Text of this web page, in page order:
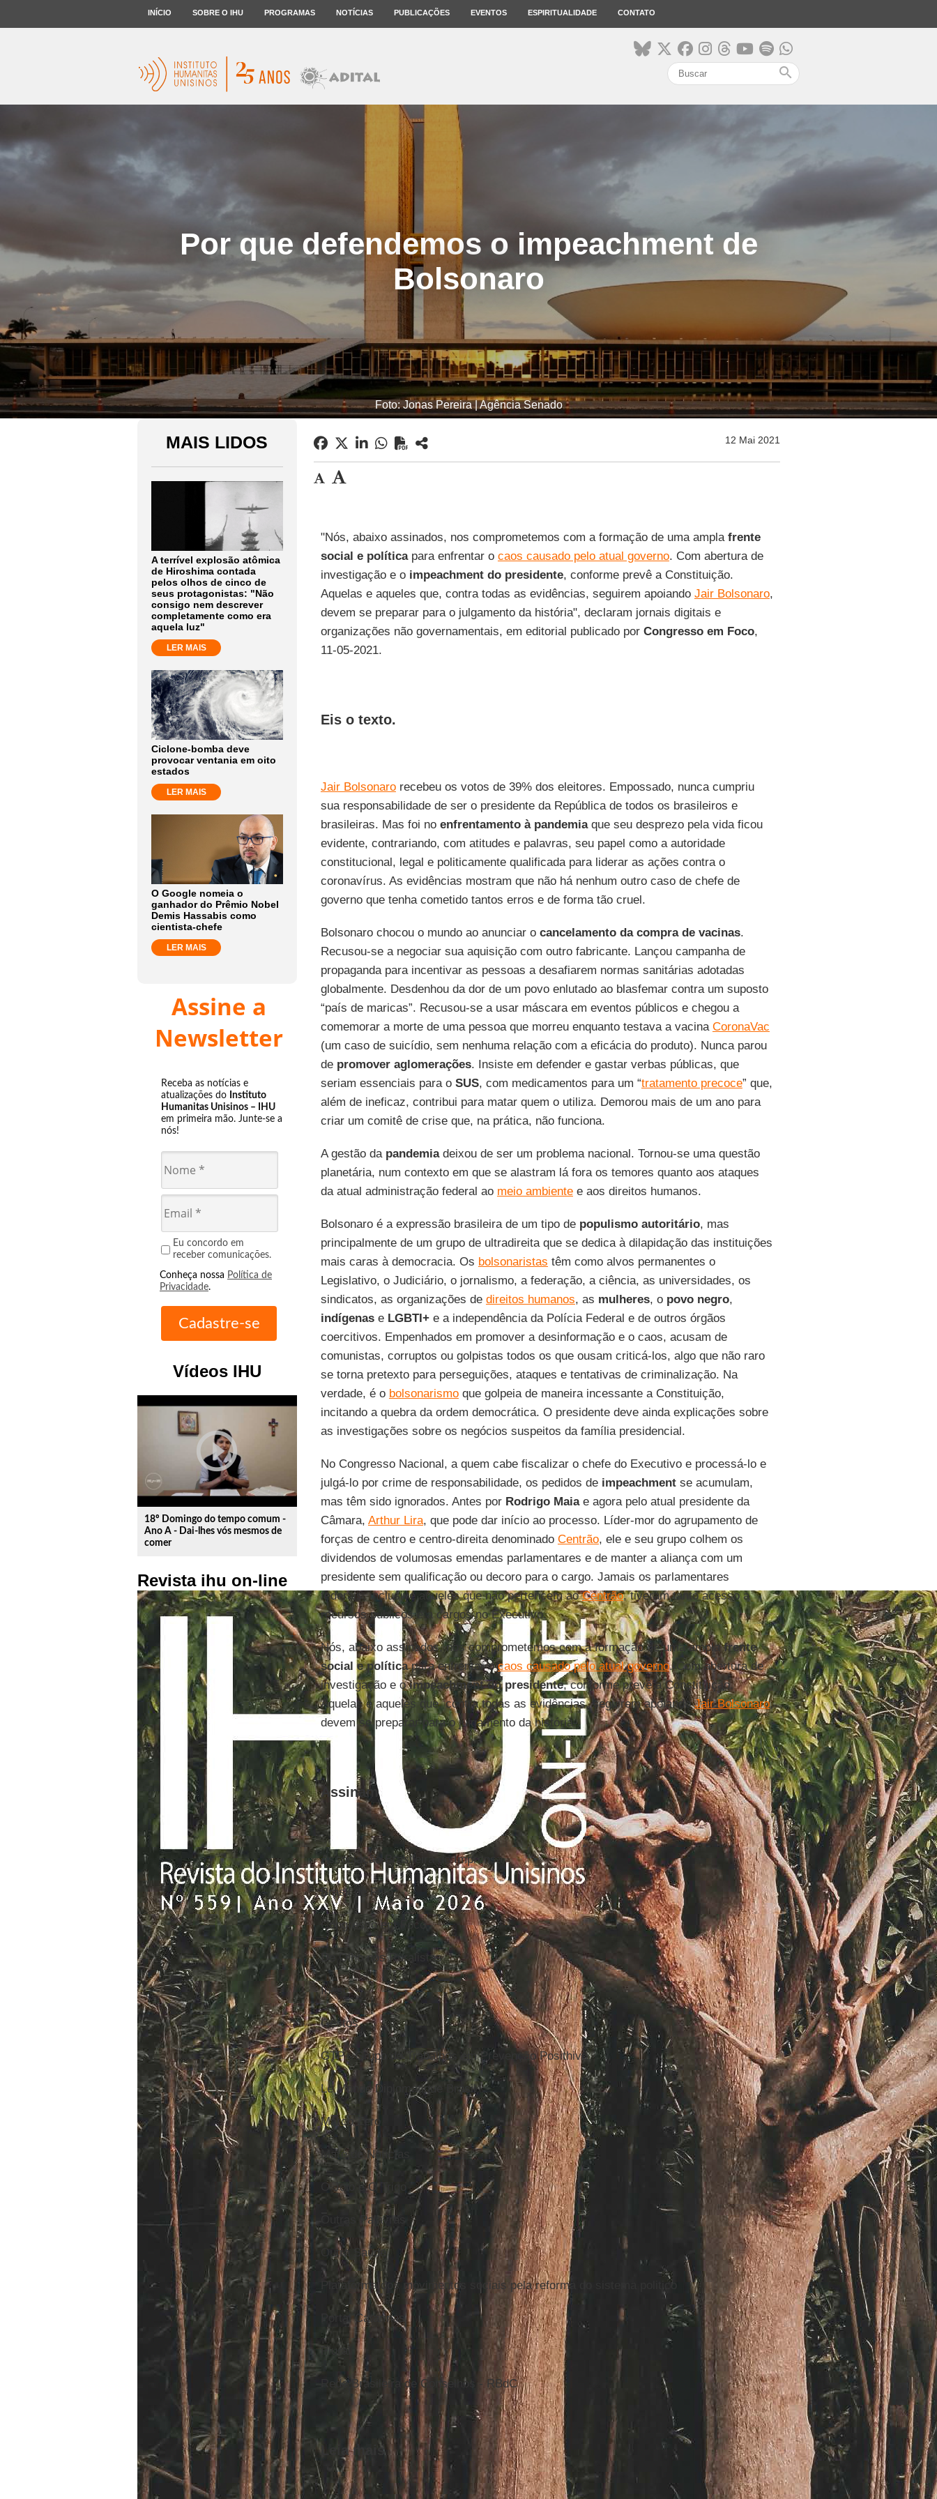
INÍCIO SOBRE O IHU PROGRAMAS NOTÍCIAS PUBLICAÇÕES EVENTOS ESPIRITUALIDADE CONTATO
search
Por que defendemos o impeachment de
Bolsonaro
Foto: Jonas Pereira | Agência Senado
MAIS LIDOS
A terrível explosão atômica
de Hiroshima contada
pelos olhos de cinco de
seus protagonistas: "Não
consigo nem descrever
completamente como era
aquela luz"
LER MAIS
Ciclone-bomba deve
provocar ventania em oito
estados
LER MAIS
O Google nomeia o
ganhador do Prêmio Nobel
Demis Hassabis como
cientista-chefe
LER MAIS
Assine a
Newsletter
Receba as notícias e
atualizações do Instituto
Humanitas Unisinos – IHU
em primeira mão. Junte-se a
nós!
Eu concordo em
receber comunicações.
Conheça nossa Política de
Privacidade.
Vídeos IHU
play_circle_outline
18º Domingo do tempo comum -
Ano A - Dai-lhes vós mesmos de
comer
Revista ihu on-line
12 Mai 2021
"Nós, abaixo assinados, nos comprometemos com a formação de uma ampla frente
social e políticapara enfrentar o caos causado pelo atual governo. Com abertura de
investigação e o impeachment do presidente, conforme prevê a Constituição.
Aquelas e aqueles que, contra todas as evidências, seguirem apoiando Jair Bolsonaro,
devem se preparar para o julgamento da história", declaram jornais digitais e
organizações não governamentais, em editorial publicado por Congresso em Foco,
11-05-2021.
Eis o texto.
Jair Bolsonarorecebeu os votos de 39% dos eleitores. Empossado, nunca cumpriu
sua responsabilidade de ser o presidente da República de todos os brasileiros e
brasileiras. Mas foi no enfrentamento à pandemiaque seu desprezo pela vida ficou
evidente, contrariando, com atitudes e palavras, seu papel como a autoridade
constitucional, legal e politicamente qualificada para liderar as ações contra o
coronavírus. As evidências mostram que não há nenhum outro caso de chefe de
governo que tenha cometido tantos erros e de forma tão cruel.
Bolsonaro chocou o mundo ao anunciar o cancelamento da compra de vacinas.
Recusou-se a negociar sua aquisição com outro fabricante. Lançou campanha de
propaganda para incentivar as pessoas a desafiarem normas sanitárias adotadas
globalmente. Desdenhou da dor de um povo enlutado ao blasfemar contra um suposto
“país de maricas”. Recusou-se a usar máscara em eventos públicos e chegou a
comemorar a morte de uma pessoa que morreu enquanto testava a vacina CoronaVac
(um caso de suicídio, sem nenhuma relação com a eficácia do produto). Nunca parou
de promover aglomerações. Insiste em defender e gastar verbas públicas, que
seriam essenciais para o SUS, com medicamentos para um “tratamento precoce” que,
além de ineficaz, contribui para matar quem o utiliza. Demorou mais de um ano para
criar um comitê de crise que, na prática, não funciona.
A gestão da pandemiadeixou de ser um problema nacional. Tornou-se uma questão
planetária, num contexto em que se alastram lá fora os temores quanto aos ataques
da atual administração federal ao meio ambientee aos direitos humanos.
Bolsonaro é a expressão brasileira de um tipo de populismo autoritário, mas
principalmente de um grupo de ultradireita que se dedica à dilapidação das instituições
mais caras à democracia. Os bolsonaristas têm como alvos permanentes o
Legislativo, o Judiciário, o jornalismo, a federação, a ciência, as universidades, os
sindicatos, as organizações de direitos humanos, as mulheres, o povo negro,
indígenase LGBTI+e a independência da Polícia Federal e de outros órgãos
coercitivos. Empenhados em promover a desinformação e o caos, acusam de
comunistas, corruptos ou golpistas todos os que ousam criticá-los, algo que não raro
se torna pretexto para perseguições, ataques e tentativas de criminalização. Na
verdade, é o bolsonarismoque golpeia de maneira incessante a Constituição,
incitando a quebra da ordem democrática. O presidente deve ainda explicações sobre
as investigações sobre os negócios suspeitos da família presidencial.
No Congresso Nacional, a quem cabe fiscalizar o chefe do Executivo e processá-lo e
julgá-lo por crime de responsabilidade, os pedidos de impeachmentse acumulam,
mas têm sido ignorados. Antes por Rodrigo Maiae agora pelo atual presidente da
Câmara, Arthur Lira, que pode dar início ao processo. Líder-mor do agrupamento de
forças de centro e centro-direita denominado Centrão, ele e seu grupo colhem os
dividendos de volumosas emendas parlamentares e de manter a aliança com um
presidente sem qualificação ou decoro para o cargo. Jamais os parlamentares
federais, inclusive aqueles que não pertencem aoCentrão, tiveram tanto acesso a
recursos públicos e a cargos no Executivo.
Nós, abaixo assinados, nos comprometemos com a formação de uma amplafrente
social e políticapara enfrentar ocaos causado pelo atual governo. Com abertura de
investigação e oimpeachment do presidente, conforme prevê a Constituição.
Aquelas e aqueles que, contra todas as evidências, seguirem apoiandoJair Bolsonaro,
devem se preparar para o julgamento da história.
Assinam
Associação Brasileira de Imprensa
Brasil de Fato
Congresso em Foco
De Olho nos Ruralistas
Inesc
Gestos
GTP+ Grupo de Trabalhos em Prevenção Posithivo
Le Monde Diplomatique Brasil
Marco Zero
Maré de Notícias
O Joio e O Trigo
Outras Palavras
Outra Saúde
Plataforma dos movimentos sociais pela reforma do sistema politico
Portal Catarinas
Plural
Rede Brasileira de Conselhos - RBdC
Leia mais